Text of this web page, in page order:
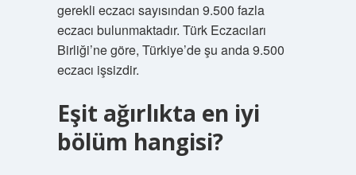
gerekli eczacı sayısından 9.500 fazla
eczacı bulunmaktadır. Türk Eczacıları
Birliği’ne göre, Türkiye’de şu anda 9.500
eczacı işsizdir.
Eşit ağırlıkta en iyi
bölüm hangisi?